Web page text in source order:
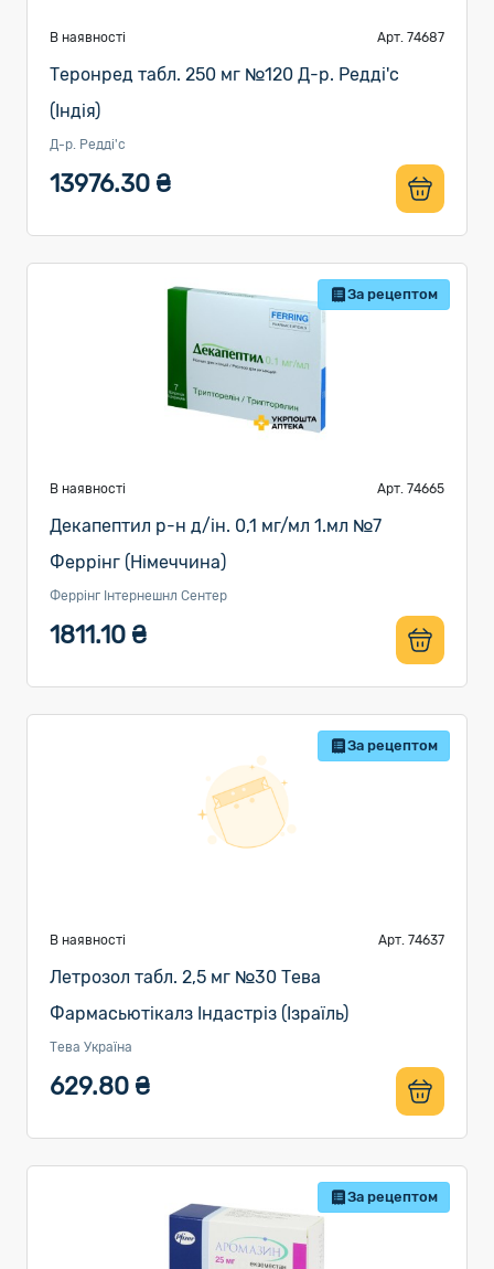
В наявності Арт. 74687
Теронред табл. 250 мг №120 Д-р. Редді'с
(Індія)
Д-р. Редді'с
13976.30 ₴
За рецептом
В наявності Арт. 74665
Декапептил р-н д/ін. 0,1 мг/мл 1.мл №7
Феррінг (Німеччина)
Феррінг Інтернешнл Сентер
1811.10 ₴
За рецептом
В наявності Арт. 74637
Летрозол табл. 2,5 мг №30 Тева
Фармасьютікалз Індастріз (Ізраїль)
Тева Україна
629.80 ₴
За рецептом